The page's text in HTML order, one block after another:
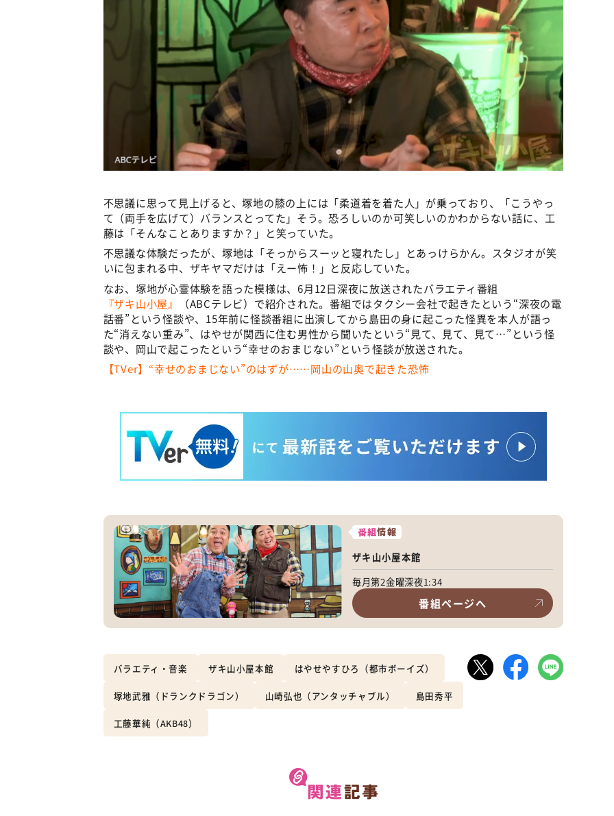
不思議に思って見上げると、塚地の膝の上には「柔道着を着た人」が乗っており、「こうやっ
て（両手を広げて）バランスとってた」そう。恐ろしいのか可笑しいのかわからない話に、工
藤は「そんなことありますか？」と笑っていた。
不思議な体験だったが、塚地は「そっからスーッと寝れたし」とあっけらかん。スタジオが笑
いに包まれる中、ザキヤマだけは「えー怖！」と反応していた。
なお、塚地が心霊体験を語った模様は、6月12日深夜に放送されたバラエティ番組
『ザキ山小屋』
（ABCテレビ）で紹介された。番組ではタクシー会社で起きたという“深夜の電
話番”という怪談や、15年前に怪談番組に出演してから島田の身に起こった怪異を本人が語っ
た“消えない重み”、はやせが関西に住む男性から聞いたという“見て、見て、見て…”という怪
談や、岡山で起こったという“幸せのおまじない”という怪談が放送された。
【TVer】“幸せのおまじない”のはずが……岡山の山奥で起きた恐怖
番組情報
ザキ山小屋本館
毎月第2金曜深夜1:34
番組ページへ
バラエティ・音楽 ザキ山小屋本館 はやせやすひろ（都市ボーイズ）
塚地武雅（ドランクドラゴン） 山崎弘也（アンタッチャブル） 島田秀平
工藤華純（AKB48）